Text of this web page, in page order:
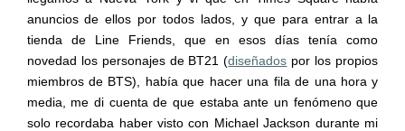
anuncios de ellos por todos lados, y que para entrar a la
tienda de Line Friends, que en esos días tenía como
novedad los personajes de BT21 (diseñados por los propios
miembros de BTS), había que hacer una fila de una hora y
media, me di cuenta de que estaba ante un fenómeno que
solo recordaba haber visto con Michael Jackson durante mi